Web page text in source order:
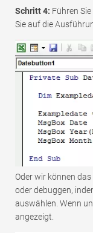
Schritt 4: Führen
Sie auf die
Oder wir können
oder debuggen,
auswählen. Wenn
angezeigt.